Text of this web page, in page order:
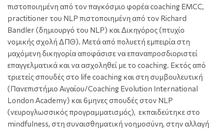
πιστοποιημένη από τον παγκόσμιο φορέα coaching EMCC,
practitioner του NLP πιστοποιημένη από τον Richard
Bandler (δημιουργό του NLP) και Δικηγόρος (πτυχίο
νομικής σχολή ΔΠΘ). Μετά από πολυετή εμπειρία στη
μαχόμενη δικηγορία αποφάσισε να επαναπροσδιοριστεί
επαγγελματικά και να ασχοληθεί με το coaching. Εκτός από
τριετείς σπουδές στο life coaching και στη συμβουλευτική
(Πανεπιστήμιο Αιγαίου/Coaching Evolution International
London Academy) και 6μηνες σπουδές στον NLP
(νευρογλωσσικός προγραμματισμός), εκπαιδεύτηκε στο
mindfulness, στη συναισθηματική νοημοσύνη, στην αλλαγή